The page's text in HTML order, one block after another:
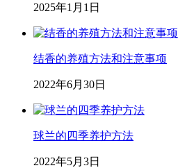
2025年1月1日
结香的养殖方法和注意事项
2022年6月30日
球兰的四季养护方法
2022年5月3日